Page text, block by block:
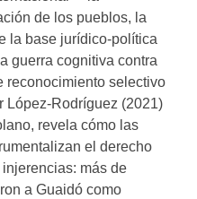
de los pueblos, la
la base jurídico-política
guerra cognitiva contra
reconocimiento selectivo
López-Rodríguez (2021)
revela cómo las
el derecho
más de
a Guaidó como